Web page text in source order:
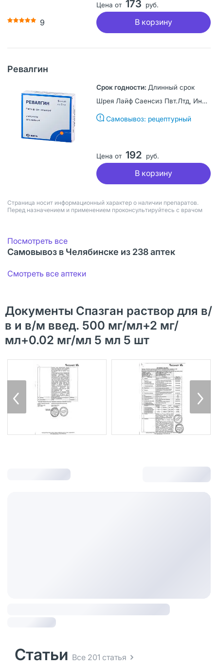
9
Цена от 173 руб.
В корзину
Ревалгин
Длинный срок
Шрея Лайф Саенсиз Пвт.Лтд, Индия
Самовывоз: рецептурный
Цена от 192 руб.
В корзину
Страница носит информационный характер о наличии препаратов.
Перед назначением и применением проконсультируйтесь с врачом
Посмотреть все
Самовывоз в Челябинске из 238 аптек
Смотреть все аптеки
Документы Спазган раствор для в/
в и в/м введ. 500 мг/мл+2 мг/
мл+0.02 мг/мл 5 мл 5 шт
Статьи Все 201 статья